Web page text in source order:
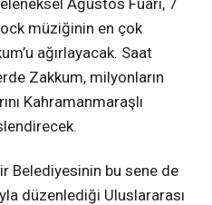
müziğinin en çok
ağırlayacak. Saat
Zakkum, milyonların
Kahramanmaraşlı
Belediyesinin bu sene de
düzenlediği Uluslararası